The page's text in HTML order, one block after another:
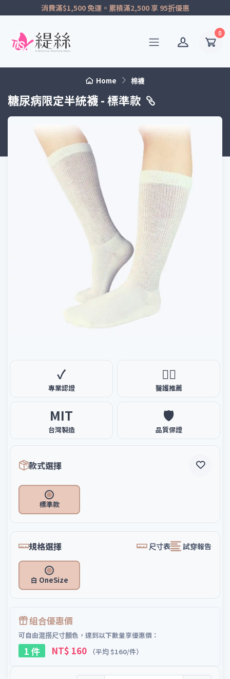
消費滿$1,500 免運。累積滿2,500 享 95折優惠
0
Home 棉襪
糖尿病限定半統襪 - 標準款
✓
專業認證
🧑‍⚕️
醫護推薦
MIT
台灣製造
🛡️
品質保證
款式選擇
標準款
規格選擇 尺寸表 試穿報告
白 OneSize
組合優惠價
可自由混搭尺寸顏色，達到以下數量享優惠價：
1 件 NT$ 160 （平均 $160/件）